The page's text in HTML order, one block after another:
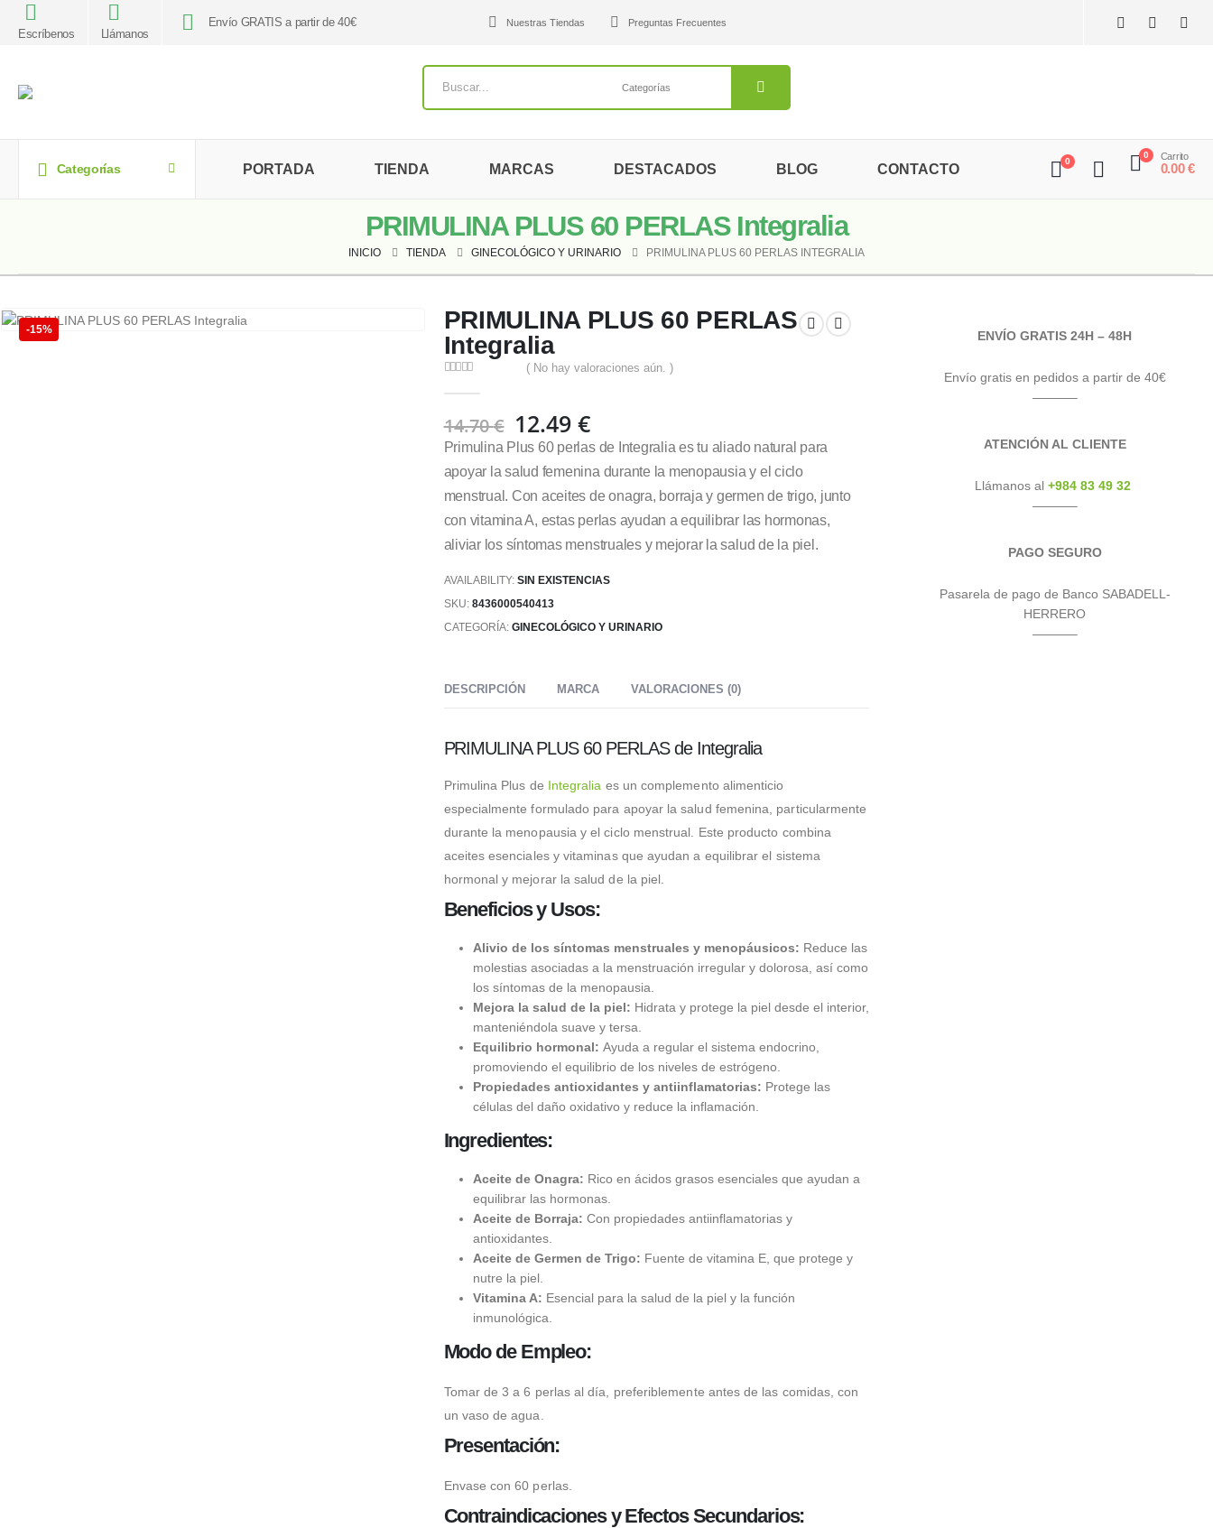
Escríbenos Llámanos
Envío GRATIS a partir de 40€ Nuestras Tiendas Preguntas Frecuentes
Categorías PORTADA TIENDA MARCAS DESTACADOS BLOG CONTACTO
0
0 Carrito
0.00€
PRIMULINA PLUS 60 PERLAS Integralia
INICIO TIENDA GINECOLÓGICO Y URINARIO PRIMULINA PLUS 60 PERLAS INTEGRALIA
-15%
PRIMULINA PLUS 60 PERLAS
Integralia
( No hay valoraciones aún. )
14.70€ El
precio
original
era:
14.70 €.
12.49 €El
precio
actual
es:
12.49 €.
Primulina Plus 60 perlas de Integralia es tu aliado natural para
apoyar la salud femenina durante la menopausia y el ciclo
menstrual. Con aceites de onagra, borraja y germen de trigo, junto
con vitamina A, estas perlas ayudan a equilibrar las hormonas,
aliviar los síntomas menstruales y mejorar la salud de la piel.
AVAILABILITY: SIN EXISTENCIAS
SKU: 8436000540413
CATEGORÍA: GINECOLÓGICO Y URINARIO
DESCRIPCIÓN MARCA VALORACIONES (0)
PRIMULINA PLUS 60 PERLAS de Integralia
Primulina Plus de Integralia es un complemento alimenticio
especialmente formulado para apoyar la salud femenina, particularmente
durante la menopausia y el ciclo menstrual. Este producto combina
aceites esenciales y vitaminas que ayudan a equilibrar el sistema
hormonal y mejorar la salud de la piel.
Beneficios y Usos:
Alivio de los síntomas menstruales y menopáusicos: Reduce las
molestias asociadas a la menstruación irregular y dolorosa, así como
los síntomas de la menopausia.
Mejora la salud de la piel: Hidrata y protege la piel desde el interior,
manteniéndola suave y tersa.
Equilibrio hormonal: Ayuda a regular el sistema endocrino,
promoviendo el equilibrio de los niveles de estrógeno.
Propiedades antioxidantes y antiinflamatorias: Protege las
células del daño oxidativo y reduce la inflamación.
Ingredientes:
Aceite de Onagra: Rico en ácidos grasos esenciales que ayudan a
equilibrar las hormonas.
Aceite de Borraja: Con propiedades antiinflamatorias y
antioxidantes.
Aceite de Germen de Trigo: Fuente de vitamina E, que protege y
nutre la piel.
Vitamina A: Esencial para la salud de la piel y la función
inmunológica.
Modo de Empleo:
Tomar de 3 a 6 perlas al día, preferiblemente antes de las comidas, con
un vaso de agua.
Presentación:
Envase con 60 perlas.
Contraindicaciones y Efectos Secundarios:
ENVÍO GRATIS 24H – 48H
Envío gratis en pedidos a partir de 40€
———–
ATENCIÓN AL CLIENTE
Llámanos al +984 83 49 32
———–
PAGO SEGURO
Pasarela de pago de Banco SABADELL-
HERRERO
———–